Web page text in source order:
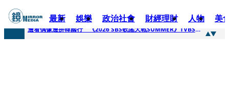
最新 娛樂 政治社會 財經理財 人物 美
快訊
邊看偶像邊拚韓國行 《2026 SBS歌謠大戰SUMMER》TVBS直播祭追星福利